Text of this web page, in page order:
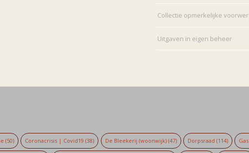
Collectie opmerkelijke
Uitgaven in eigen beheer
(50) Coronacrisis | Covid19 (38) De Bleekerij (woonwijk)(47) Dorpsraad (114)